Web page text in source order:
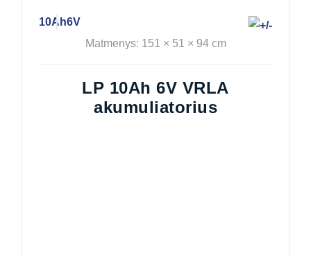
10Ah6V
Matmenys: 151 × 51 × 94 cm
LP 10Ah 6V VRLA
akumuliatorius